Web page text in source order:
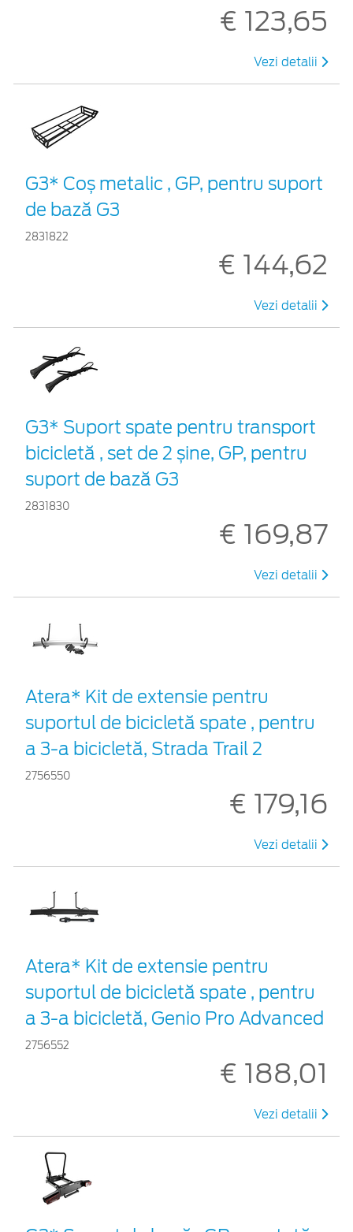
€ 123,65
Vezi detalii
G3* Coș metalic , GP, pentru suport
de bază G3
2831822
€ 144,62
Vezi detalii
G3* Suport spate pentru transport
bicicletă , set de 2 șine, GP, pentru
suport de bază G3
2831830
€ 169,87
Vezi detalii
Atera* Kit de extensie pentru
suportul de bicicletă spate , pentru
a 3-a bicicletă, Strada Trail 2
2756550
€ 179,16
Vezi detalii
Atera* Kit de extensie pentru
suportul de bicicletă spate , pentru
a 3-a bicicletă, Genio Pro Advanced
2756552
€ 188,01
Vezi detalii